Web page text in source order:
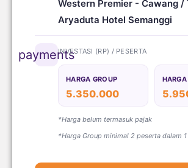
Western Premier - Cawang /
Aryaduta Hotel Semanggi
paymentsINVESTASI (RP) / PESERTA
HARGA GROUP
5.350.000
*Harga belum termasuk pajak
*Harga Group minimal 2 peserta dalam